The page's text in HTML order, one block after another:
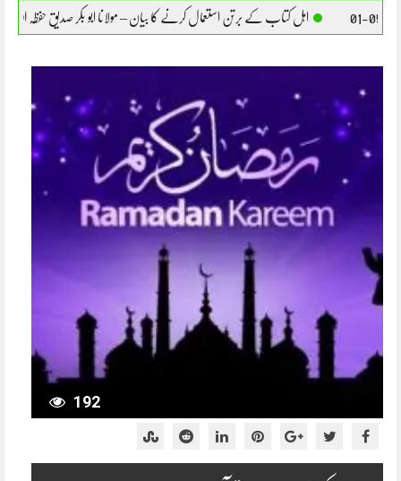
برتن استعمال کرنے کا بیان – مولانا ابو بکر صدیق حفظہ اللہ اہل کتاب کے برتن
192